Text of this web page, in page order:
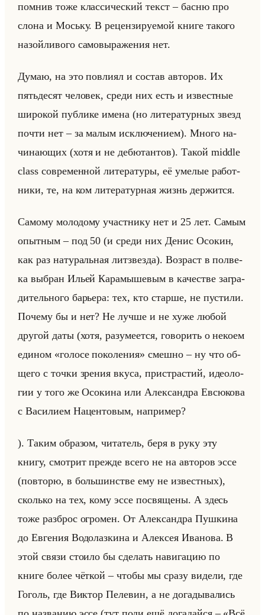
пом­нив тоже клас­си­че­ский текст – басню про
слона и Моську. В ре­цен­зи­ру­емой книге та­ко­го
на­зойли­во­го са­мо­вы­ра­же­ния нет.
Думаю, на это по­вли­ял и со­став ав­то­ров. Их
пятьде­сят че­ло­век, среди них есть и из­вест­ные
ши­ро­кой пуб­ли­ке имена (но ли­те­ра­тур­ных звезд
почти нет – за малым ис­клю­че­ни­ем). Много на­
чи­на­ющих (хотя и не де­бю­тан­тов). Такой middle
class со­вре­мен­ной ли­те­ра­ту­ры, её уме­лые ра­бот­
ни­ки, те, на ком ли­те­ра­тур­ная жизнь дер­жит­ся.
Са­мо­му мо­ло­до­му участ­ни­ку нет и 25 лет. Самым
опыт­ным – под 50 (и среди них Денис Осо­кин,
как раз на­ту­ральная лит­звез­да). Воз­раст в пол­ве­
ка вы­бран Ильей Ка­ра­мы­ше­вым в ка­че­стве за­гра­
ди­тельно­го ба­рье­ра: тех, кто стар­ше, не пу­сти­ли.
По­че­му бы и нет? Не лучше и не хуже любой
дру­гой даты (хотя, ра­зу­ме­ет­ся, го­во­рить о неко­ем
еди­ном «голосе поколения» смеш­но – ну что об­
ще­го с точки зре­ния вкуса, при­стра­стий, идео­ло­
гии у того же Осо­ки­на или Алек­сандра Евсю­ко­ва
с Ва­си­ли­ем На­цен­то­вым, на­при­мер?
). Таким об­ра­зом, чи­та­тель, беря в руку эту
книгу, смот­рит преж­де всего не на ав­то­ров эссе
(по­вто­рю, в большин­стве ему не из­вест­ных),
сколько на тех, кому эссе по­свя­ще­ны. А здесь
тоже раз­брос огро­мен. От Алек­сандра Пуш­ки­на
до Ев­ге­ния Во­до­лаз­ки­на и Алек­сея Ива­но­ва. В
этой связи сто­ило бы сде­лать на­ви­га­цию по
книге более чёт­кой – чтобы мы сразу ви­де­ли, где
Го­голь, где Вик­тор Пе­ле­вин, а не до­га­ды­ва­лись